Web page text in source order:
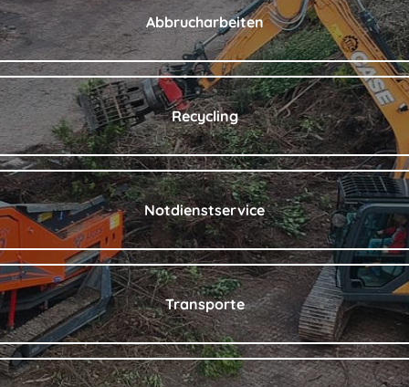
Abbrucharbeiten
Recycling
Notdienstservice
Transporte